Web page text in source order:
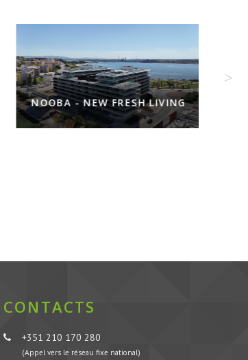
NOOBA - NEW FRESH LIVING
CONTACTS
+351 210 170 280
(Appel vers le réseau fixe national)